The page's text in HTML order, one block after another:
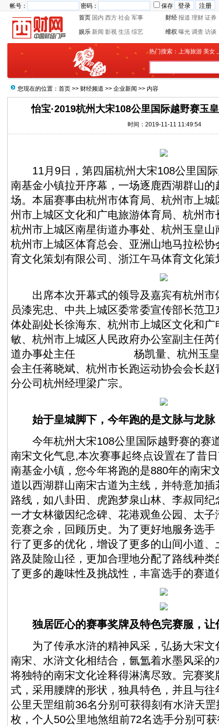
帐号： 密码：
保存
首页 国内 西方 社会 军事 财经 报道 理财 证券
娱乐 新闻 影视 生活 综艺 维权 曝光 调查 访谈
热门搜索： 上海旅游 美女
您现在的位置： 首页 >> 财经频道 >> 企业新闻 >> 内容
怡宝·2019杭州大宋108公里国际越野赛玉
时间：2019-11-11 11:49:54
11月9日，第四届杭州大宋108公里国际
南基金小镇拉开序幕，一场逐鹿西湖群山
场。本届赛事由杭州市体育局、杭州市上
州市上城区文化和广电旅游体育局、杭州
杭州市上城区南星街道办事处、杭州玉皇
杭州市上城区体育总会、亚洲山地马拉松
育文化策划有限公司、浙江午马体育文化
出席本次开幕式的领导及嘉宾有杭州市
员漆宪忠、中共上城区委常委宣传部长范
体处副处长徐海东、杭州市上城区文化和
敏、杭州市上城区人民政府办公室副主任
道办事处主任 杨凯量、杭州玉皇山
会主任蒋晓斌、杭州市长跑运动协会会长
分公司杭州经理梁广宗。
始于皇城脚下，今年跑的是文脉与龙脉
今年杭州大宋108公里国际越野赛的赛
南宋文化气息,本次赛事起终点设置在了昔
南基金小镇，您今年将跑的是880年的南宋
道以西湖群山南宋古道为主线，并特意加
路线，如八卦田、虎跑梦泉山林、李叔同
一才女林徽因纪念碑、花港观鱼公园、太
竞赛之余，回顾历史。为了更好地服务选
行了更多的优化，增设了更多的山间小道
路及陡险山径，更加合理地分配了路线种
了更多的趣味性及挑战性，丰富选手的赛道
独居匠心的赛事奖牌及特色完赛服，让
为了传承水浒的精神风采，弘扬大宋文
南宋、水浒文化相结合，氤氲着水墨风采
将独特的南宋文化诠释得淋漓尽致。完赛
式，采用腰牌的形状，独具特色，并且与
公里天罡组前36名分别可获得刻有水浒天
枚，个人50公里地煞组前72名选手分别可